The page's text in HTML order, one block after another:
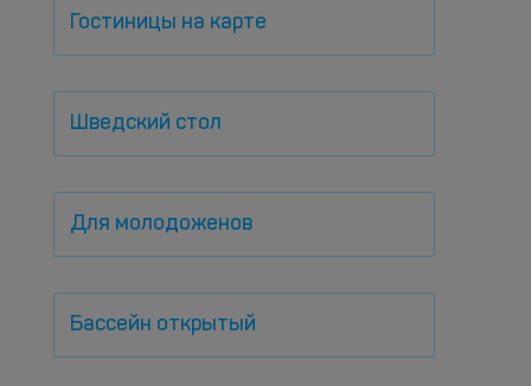
Гостиницы на карте
Шведский стол
Для молодоженов
Бассейн открытый